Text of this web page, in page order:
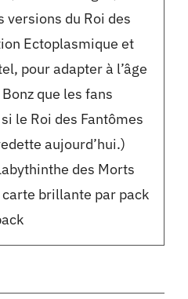
versions du Roi des
Ectoplasmique et
pour adapter à l’âge
que les fans
le Roi des Fantômes
aujourd’hui.)
des Morts
brillante par pack